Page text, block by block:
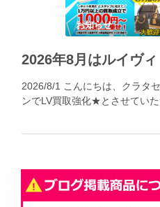
お知らせ
2026/8/1 こんにちは、クラタ
ンでLV買取強化★とさせてい